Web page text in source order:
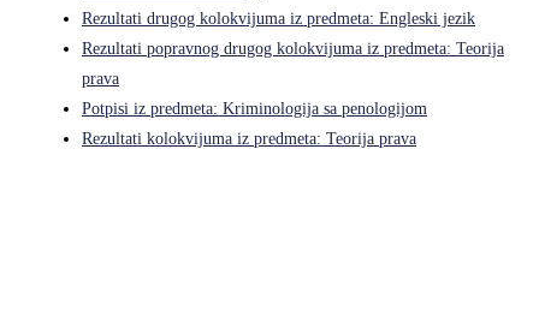
Rezultati drugog kolokvijuma iz predmeta: Engleski jezik
Rezultati popravnog drugog kolokvijuma iz predmeta: Teorija
prava
Potpisi iz predmeta: Kriminologija sa penologijom
Rezultati kolokvijuma iz predmeta: Teorija prava